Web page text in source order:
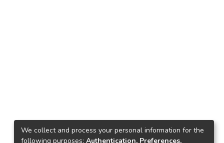
We collect and process your personal information for the
following purposes: Authentication, Preferences,